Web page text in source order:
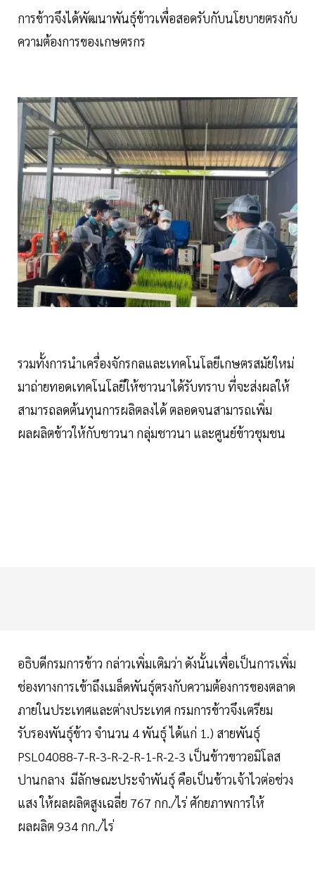
การข้าวจึงได้พัฒนาพันธุ์ข้าวเพื่อสอดรับกับนโยบายตรงกับ
ความต้องการของเกษตรกร
รวมทั้งการนำเครื่องจักรกลและเทคโนโลยีเกษตรสมัยใหม่
มาถ่ายทอดเทคโนโลยีให้ชาวนาได้รับทราบ ที่จะส่งผลให้
สามารถลดต้นทุนการผลิตลงได้ ตลอดจนสามารถเพิ่ม
ผลผลิตข้าวให้กับชาวนา กลุ่มชาวนา และศูนย์ข้าวชุมชน
อธิบดีกรมการข้าว กล่าวเพิ่มเติมว่า ดังนั้นเพื่อเป็นการเพิ่ม
ช่องทางการเข้าถึงเมล็ดพันธุ์ตรงกับความต้องการของตลาด
ภายในประเทศและต่างประเทศ กรมการข้าวจึงเตรียม
รับรองพันธุ์ข้าว จำนวน 4 พันธุ์ ได้แก่ 1.)​ สายพันธุ์
PSL04088-7-R-3-R-2-R-1-R-2-3 เป็นข้าวขาวอมิโลส
ปานกลาง มีลักษณะประจำพันธุ์ คือเป็นข้าวเจ้าไวต่อช่วง
แสง ให้ผลผลิตสูงเฉลี่ย 767 กก./ไร่ ศักยภาพการให้
ผลผลิต 934 กก./ไร่